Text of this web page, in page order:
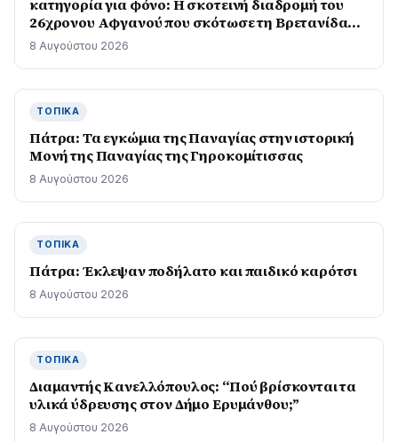
κατηγορία για φόνο: Η σκοτεινή διαδρομή του
26χρονου Αφγανού που σκότωσε τη Βρετανίδα
στην Κυψέλη
8 Αυγούστου 2026
ΤΟΠΙΚΆ
Πάτρα: Τα εγκώμια της Παναγίας στην ιστορική
Μονή της Παναγίας της Γηροκομίτισσας
8 Αυγούστου 2026
ΤΟΠΙΚΆ
Πάτρα: Έκλεψαν ποδήλατο και παιδικό καρότσι
8 Αυγούστου 2026
ΤΟΠΙΚΆ
Διαμαντής Κανελλόπουλος: “Πού βρίσκονται τα
υλικά ύδρευσης στον Δήμο Ερυμάνθου;”
8 Αυγούστου 2026